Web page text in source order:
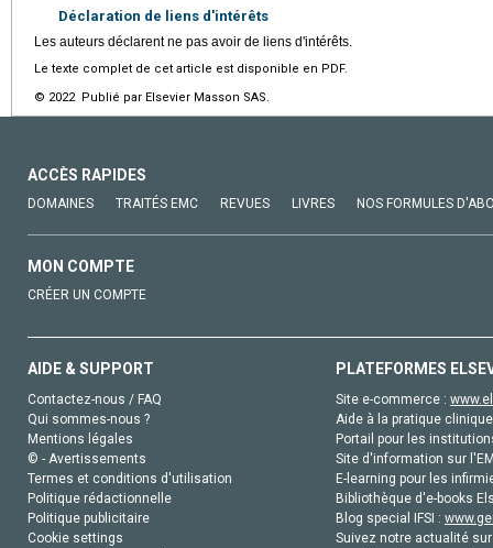
Déclaration de liens d'intérêts
Les auteurs déclarent ne pas avoir de liens d'intérêts.
Le texte complet de cet article est disponible en PDF.
© 2022 Publié par Elsevier Masson SAS.
ACCÈS RAPIDES
DOMAINES TRAITÉS EMC REVUES LIVRES NOS FORMULES
MON COMPTE
CRÉER UN COMPTE
AIDE & SUPPORT
Contactez-nous / FAQ
Qui sommes-nous ?
Mentions légales
© - Avertissements
Termes et conditions d'utilisation
Politique rédactionnelle
Politique publicitaire
Cookie settings
PLATEFORMES
Site e-commerce :
Aide à la pratique
Portail pour les
Site d'information sur
E-learning pour les
Bibliothèque d'e-books
Blog special IFSI :
Suivez notre actualité